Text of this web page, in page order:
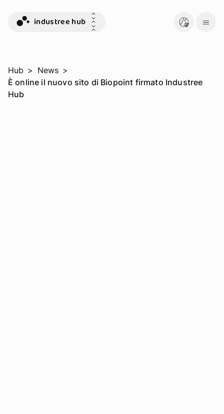
industree hub
Hub > News >
È online il nuovo sito di Biopoint firmato Industree
Hub